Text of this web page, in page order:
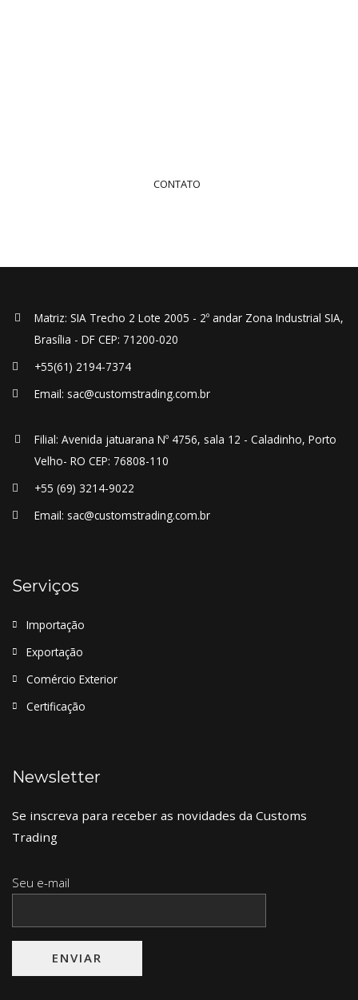
CONTATO
Matriz: SIA Trecho 2 Lote 2005 - 2º andar Zona Industrial SIA,
Brasília - DF CEP: 71200-020
+55(61) 2194-7374
Email: sac@customstrading.com.br
Filial: Avenida jatuarana Nº 4756, sala 12 - Caladinho, Porto
Velho- RO CEP: 76808-110
+55 (69) 3214-9022
Email: sac@customstrading.com.br
Serviços
Importação
Exportação
Comércio Exterior
Certificação
Newsletter
Se inscreva para receber as novidades da Customs
Trading
Seu e-mail